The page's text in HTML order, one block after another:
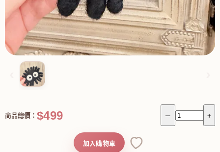
－ +
商品總價： $499
加入購物車